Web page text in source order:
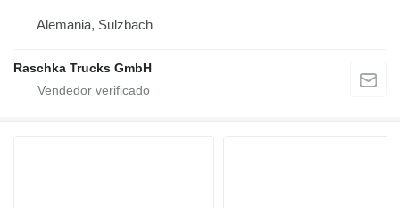
Alemania, Sulzbach
Raschka Trucks GmbH